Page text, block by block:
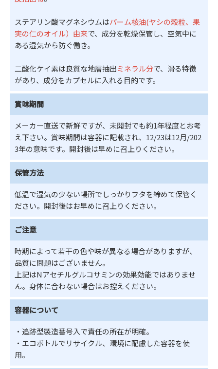
ステアリン酸マグネシウムはパーム核油(ヤシの穀粒、果
実の仁のオイル）由来で、成分を乾燥保管し、空気中に
ある湿気から防ぐ働き。
二酸化ケイ素は良質な地層抽出ミネラル分で、滑る特徴
があり、成分をカプセルに入れる目的です。
賞味期間
メーカー直送で新鮮ですが、未開封でも約1年程度とお考
え下さい。賞味期間は容器に記載され、12/23は12月/202
3年の意味です。開封後は早めに召上りください。
保管方法
低温で湿気の少ない場所でしっかりフタを締めて保管く
ださい。開封後はお早めに召上りください。
ご注意
時期によって若干の色や味が異なる場合がありますが、
品質に問題はございません。
上記はNアセチルグルコサミンの効果効能ではありませ
ん。身体に合わない場合はお控えください。
容器について
・追跡型製造番号入で責任の所在が明確。
・エコボトルでリサイクル、環境に配慮した容器を使
用。